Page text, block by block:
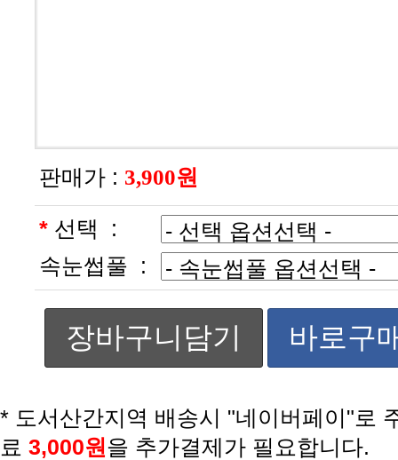
판매가 : 3,900원
* 선택 :
속눈썹풀 :
장바구니담기 바로구
* 도서산간지역 배송시 "네이버페이"로
료 3,000원 을 추가결제가 필요합니다.